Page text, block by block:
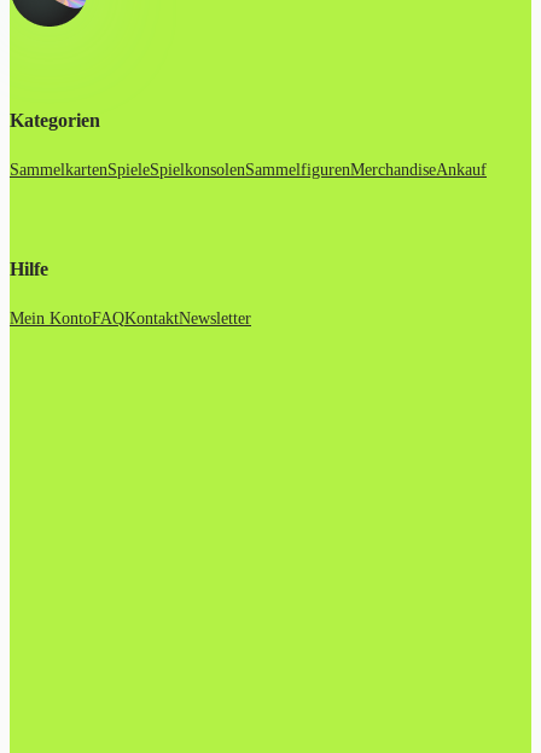
Kategorien
SammelkartenSpieleSpielkonsolenSammelfigurenMerchandiseAnkauf
Hilfe
Mein KontoFAQKontaktNewsletter